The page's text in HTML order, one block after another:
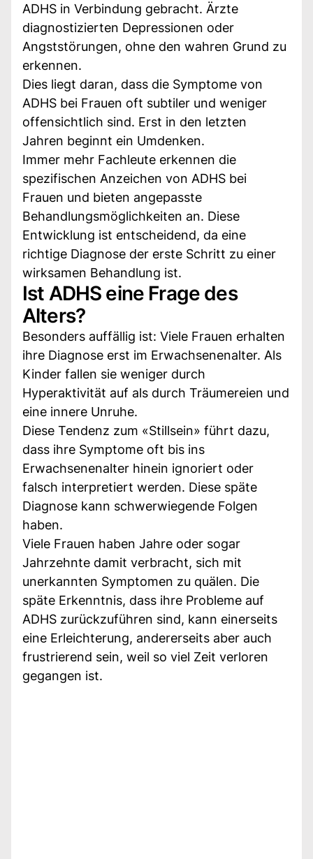
ADHS in Verbindung gebracht. Ärzte
diagnostizierten Depressionen oder
Angststörungen, ohne den wahren Grund zu
erkennen.
Dies liegt daran, dass die Symptome von
ADHS bei Frauen oft subtiler und weniger
offensichtlich sind. Erst in den letzten
Jahren beginnt ein Umdenken.
Immer mehr Fachleute erkennen die
spezifischen Anzeichen von ADHS bei
Frauen und bieten angepasste
Behandlungsmöglichkeiten an. Diese
Entwicklung ist entscheidend, da eine
richtige Diagnose der erste Schritt zu einer
wirksamen Behandlung ist.
Ist ADHS eine Frage des
Alters?
Besonders auffällig ist: Viele Frauen erhalten
ihre Diagnose erst im Erwachsenenalter. Als
Kinder fallen sie weniger durch
Hyperaktivität auf als durch Träumereien und
eine innere Unruhe.
Diese Tendenz zum «Stillsein» führt dazu,
dass ihre Symptome oft bis ins
Erwachsenenalter hinein ignoriert oder
falsch interpretiert werden. Diese späte
Diagnose kann schwerwiegende Folgen
haben.
Viele Frauen haben Jahre oder sogar
Jahrzehnte damit verbracht, sich mit
unerkannten Symptomen zu quälen. Die
späte Erkenntnis, dass ihre Probleme auf
ADHS zurückzuführen sind, kann einerseits
eine Erleichterung, andererseits aber auch
frustrierend sein, weil so viel Zeit verloren
gegangen ist.